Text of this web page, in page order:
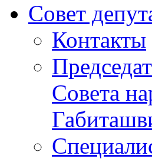
Совет
Контакты
Совета